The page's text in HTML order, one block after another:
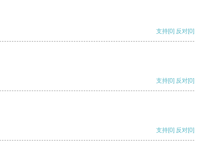
支持[0] 反对[0]
支持[0] 反对[0]
支持[0] 反对[0]